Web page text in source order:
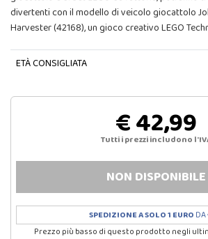
divertenti con il modello di veicolo giocattolo
Harvester (42168), un gioco creativo LEGO
ETÀ CONSIGLIATA
€ 42,99
Tutti i prezzi includono
NON DISPONIBILE
SPEDIZIONE A SOLO 1 EURO
Prezzo più basso di questo prodotto negli